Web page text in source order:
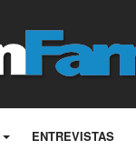
ENTREVISTAS